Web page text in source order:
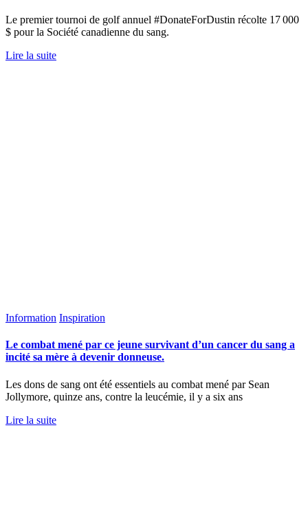
Le premier tournoi de golf annuel #DonateForDustin récolte 17 000
$ pour la Société canadienne du sang.
Lire la suite
Information Inspiration
Le combat mené par ce jeune survivant d’un cancer du sang a
incité sa mère à devenir donneuse.
Les dons de sang ont été essentiels au combat mené par Sean
Jollymore, quinze ans, contre la leucémie, il y a six ans
Lire la suite